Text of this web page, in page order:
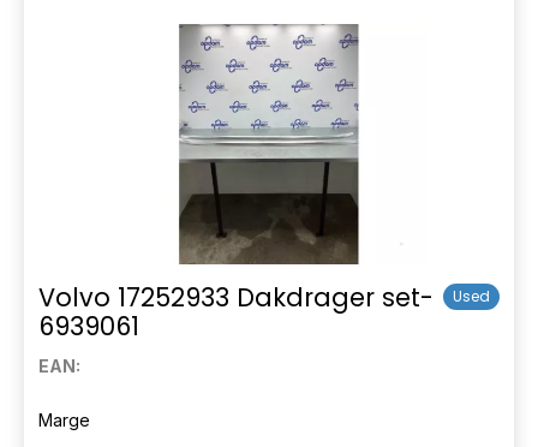
Volvo 17252933 Dakdrager set-
6939061
Used
EAN:
Marge